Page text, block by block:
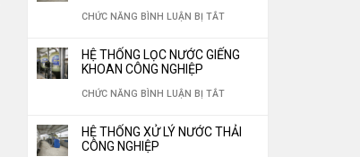
VẬN
2026
THIẾU
HỆ
XUẤT
BÌNH,
HỆ
LỌC
KHOAN
CHỨC NĂNG BÌNH LUẬN BỊ TẮTỞ
HỆ
LỌC
HỆ THỐNG LỌC NƯỚC GIẾNG
KHOAN CÔNG NGHIỆP
CHỨC NĂNG BÌNH LUẬN BỊ TẮTỞ
HỆ THỐNG XỬ LÝ NƯỚC THẢI
CÔNG NGHIỆP